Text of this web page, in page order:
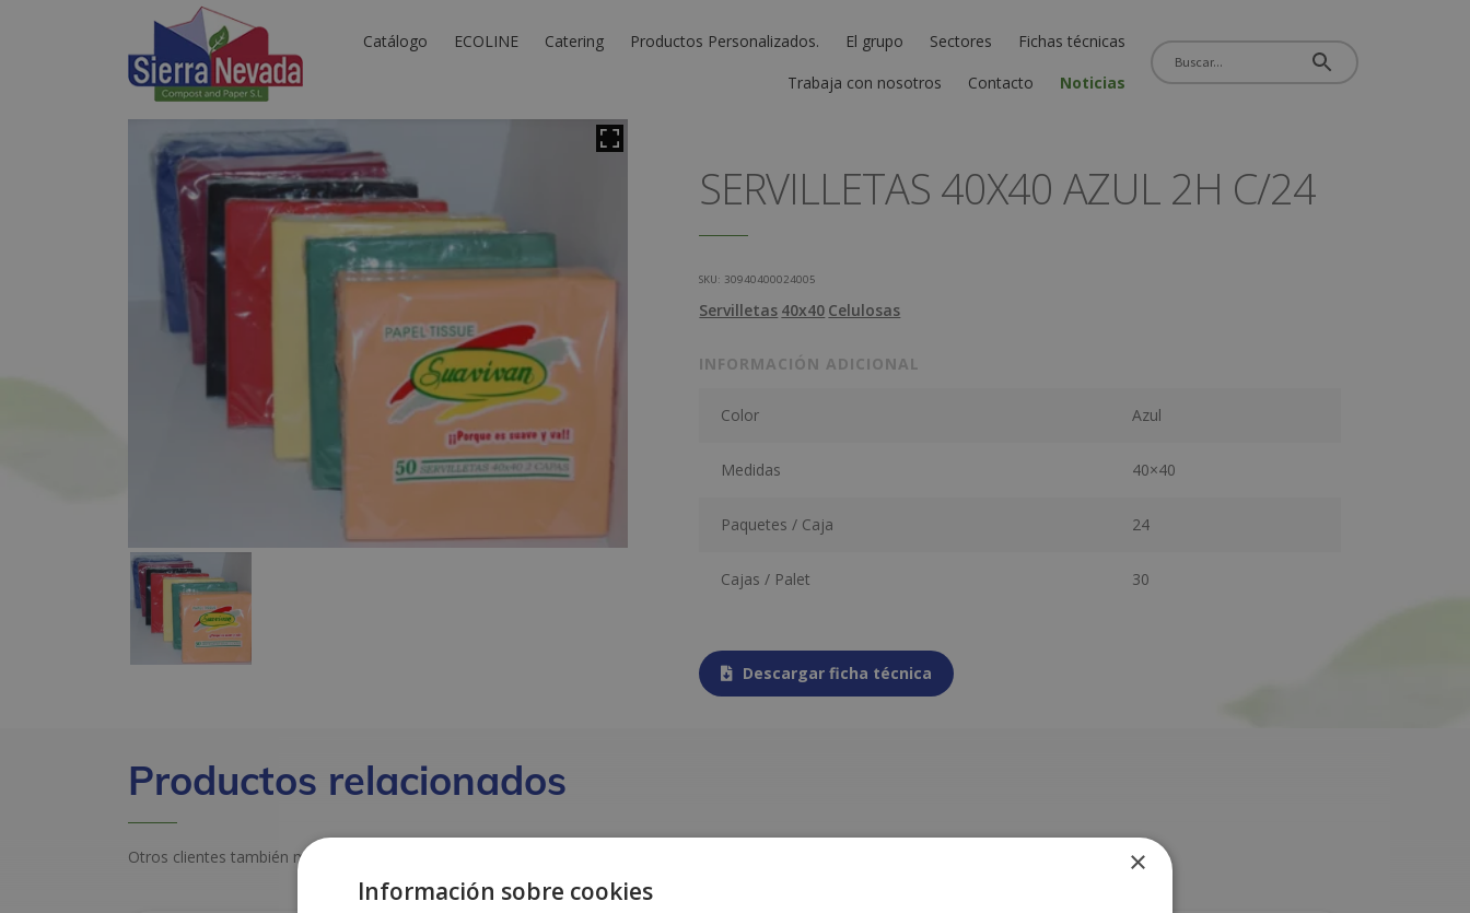
Catálogo ECOLINE Catering Productos Personalizados. El grupo Sectores
Fichas técnicas
Trabaja con nosotros
Contacto Noticias
SERVILLETAS 40X40 AZUL 2H C/24
SKU: 30940400024005
Servilletas 40x40 Celulosas
INFORMACIÓN ADICIONAL
Color Azul
Medidas 40×40
Paquetes / Caja 24
Cajas / Palet 30
Descargar ficha técnica
Productos relacionados
Otros clientes también miraron estos productos ×
Información sobre cookies